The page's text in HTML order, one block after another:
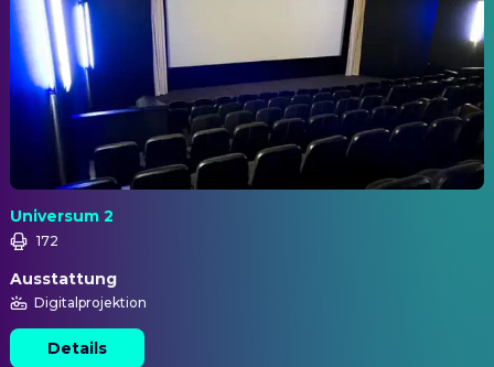
Universum 2
172
Ausstattung
Digitalprojektion
Details